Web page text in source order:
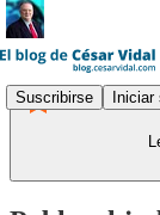
Suscribirse